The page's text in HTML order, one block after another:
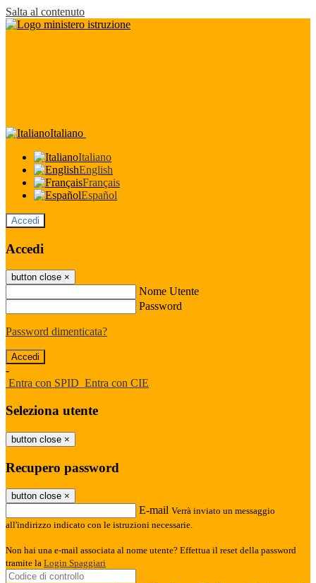
Salta al contenuto
Italiano
Italiano
English
Français
Español
Accedi
Accedi
button close ×
Nome Utente
Password
Password dimenticata?
-
Entra con SPID Entra con CIE
Seleziona utente
button close ×
Recupero password
button close ×
E-mail Verrà inviato un messaggio
all'indirizzo indicato con le istruzioni necessarie.
Non hai una e-mail associata al nome utente? Effettua il reset della password
tramite la Login Spaggiari